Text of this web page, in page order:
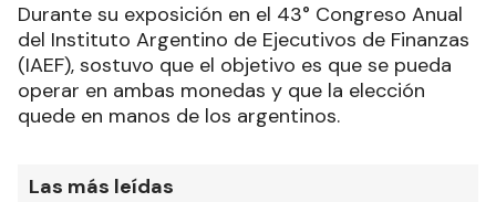
Durante su exposición en el 43° Congreso Anual
del Instituto Argentino de Ejecutivos de Finanzas
(IAEF), sostuvo que el objetivo es que se pueda
operar en ambas monedas y que la elección
quede en manos de los argentinos.
Las más leídas